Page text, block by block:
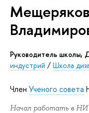
Руководитель школы,
индустрий / Школа
Член Ученого совета
Начал работать в